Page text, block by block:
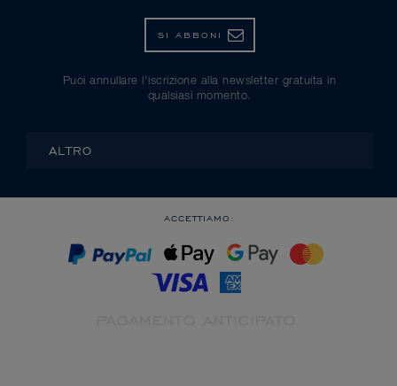
SI ABBONI
Puoi annullare l'iscrizione alla newsletter gratuita in
qualsiasi momento.
ALTRO
ACCETTIAMO: